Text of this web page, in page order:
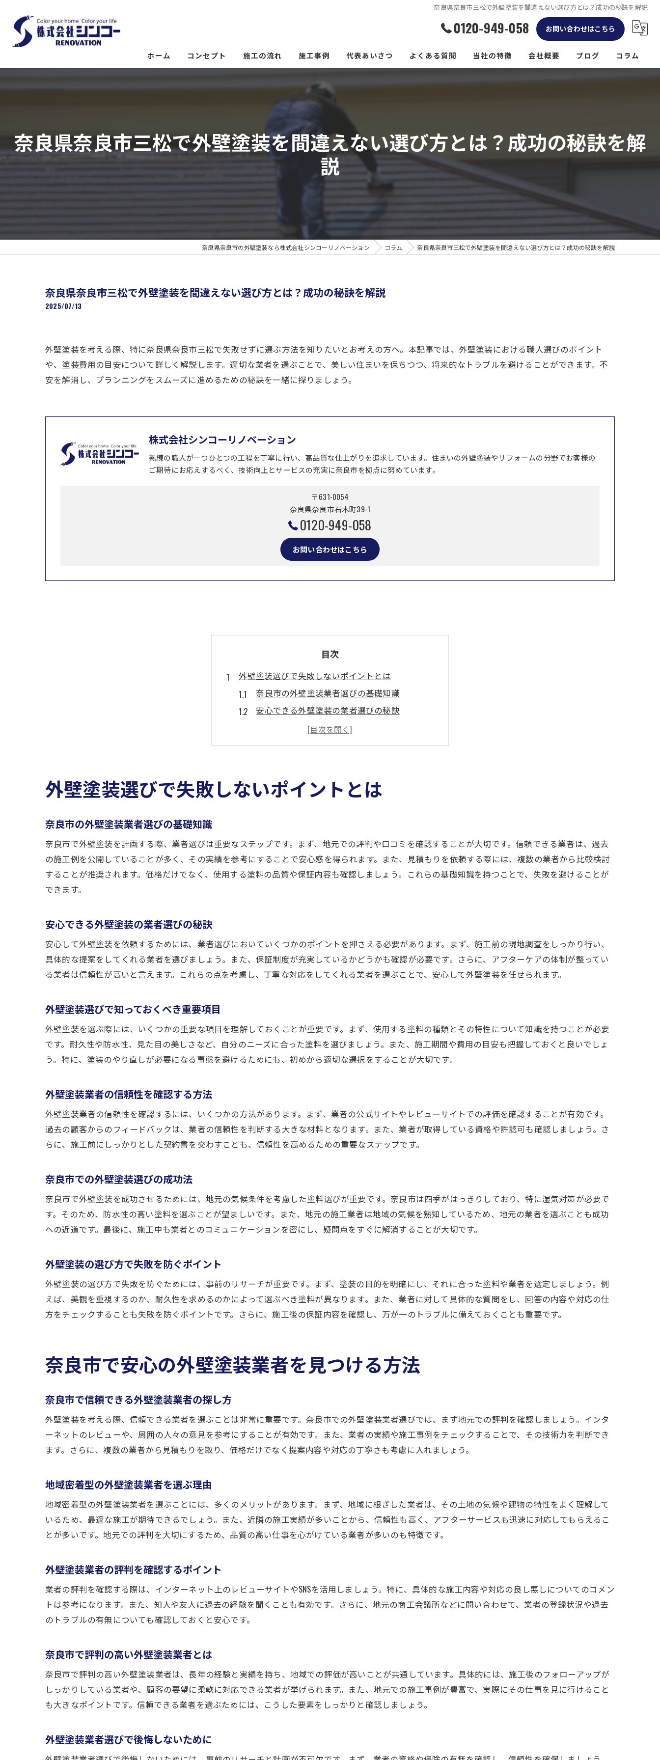
奈良県奈良市三松で外壁塗装を間違えない選び方とは？成功の秘訣を解説
0120-949-058 お問い合わせはこちら
ホーム コンセプト 施工の流れ 施工事例 代表あいさつ よくある質問 当社の特徴
外構工事
雨樋工事
会社概要 ブログ コラム
奈良県奈良市三松で外壁塗装を間違えない選び方とは？成功の秘訣を解
説
奈良県奈良市の外壁塗装なら株式会社シンコーリノベーション コラム 奈良県奈良市三松で外壁塗装を間違えない選び方とは？成功の秘訣を解説
奈良県奈良市三松で外壁塗装を間違えない選び方とは？成功の秘訣を解説
2025/07/13
外壁塗装を考える際、特に奈良県奈良市三松で失敗せずに選ぶ方法を知りたいとお考えの方へ。本記事では、外壁塗装における職人選びのポイント
や、塗装費用の目安について詳しく解説します。適切な業者を選ぶことで、美しい住まいを保ちつつ、将来的なトラブルを避けることができます。不
安を解消し、プランニングをスムーズに進めるための秘訣を一緒に探りましょう。
株式会社シンコーリノベーション
熟練の職人が一つひとつの工程を丁寧に行い、高品質な仕上がりを追求しています。住まいの外壁塗装やリフォームの分野でお客様の
ご期待にお応えするべく、技術向上とサービスの充実に奈良市を拠点に努めています。
〒631-0054
奈良県奈良市石木町39-1
0120-949-058
お問い合わせはこちら
目次
外壁塗装選びで失敗しないポイントとは
奈良市の外壁塗装業者選びの基礎知識
安心できる外壁塗装の業者選びの秘訣
外壁塗装選びで知っておくべき重要項目
外壁塗装業者の信頼性を確認する方法
外壁塗装の選び方で失敗を防ぐポイント
奈良市で安心の外壁塗装業者を見つける方法
外壁塗装業者の評判を確認するポイント
奈良市で評判の高い外壁塗装業者とは
外壁塗装業者選びで後悔しないために
費用対効果の高い外壁塗装の選び方
外壁塗装の見積もりで確認すべき点
奈良市の外壁塗装で注意すべき点
奈良市で外壁塗装を行う際の注意点
奈良市での外壁塗装に必要な準備
外壁塗装の失敗例と学ぶべき教訓
奈良市三松の外壁塗装で重視すべき点
外壁塗装の計画を成功に導くステップ
外壁塗装のやり直しに関する重要事項
外壁塗装のやり直しが必要な場合の対処法
外壁塗装のやり直しを避けるための確認事項
やり直しを防ぐ外壁塗装の選び方
外壁塗装に最適なタイミングを見極める
奈良市で外壁塗装を行う適切な時期
外壁塗装の時期選びで失敗しないために
外壁塗装の時期選びで注意すべきこと
失敗しないための外壁塗装の基礎知識
外壁塗装の基礎知識を学ぶ第一歩
外壁塗装の失敗を回避するための知識
外壁塗装の基礎を理解して選び方を学ぶ
外壁塗装選びで失敗しないポイントとは
奈良市の外壁塗装業者選びの基礎知識
奈良市で外壁塗装を計画する際、業者選びは重要なステップです。まず、地元での評判や口コミを確認することが大切です。信頼できる業者は、過去
の施工例を公開していることが多く、その実績を参考にすることで安心感を得られます。また、見積もりを依頼する際には、複数の業者から比較検討
することが推奨されます。価格だけでなく、使用する塗料の品質や保証内容も確認しましょう。これらの基礎知識を持つことで、失敗を避けることが
できます。
安心できる外壁塗装の業者選びの秘訣
安心して外壁塗装を依頼するためには、業者選びにおいていくつかのポイントを押さえる必要があります。まず、施工前の現地調査をしっかり行い、
具体的な提案をしてくれる業者を選びましょう。また、保証制度が充実しているかどうかも確認が必要です。さらに、アフターケアの体制が整ってい
る業者は信頼性が高いと言えます。これらの点を考慮し、丁寧な対応をしてくれる業者を選ぶことで、安心して外壁塗装を任せられます。
外壁塗装選びで知っておくべき重要項目
外壁塗装を選ぶ際には、いくつかの重要な項目を理解しておくことが重要です。まず、使用する塗料の種類とその特性について知識を持つことが必要
です。耐久性や防水性、見た目の美しさなど、自分のニーズに合った塗料を選びましょう。また、施工期間や費用の目安も把握しておくと良いでしょ
う。特に、塗装のやり直しが必要になる事態を避けるためにも、初めから適切な選択をすることが大切です。
外壁塗装業者の信頼性を確認する方法
外壁塗装業者の信頼性を確認するには、いくつかの方法があります。まず、業者の公式サイトやレビューサイトでの評価を確認することが有効です。
過去の顧客からのフィードバックは、業者の信頼性を判断する大きな材料となります。また、業者が取得している資格や許認可も確認しましょう。さ
らに、施工前にしっかりとした契約書を交わすことも、信頼性を高めるための重要なステップです。
奈良市での外壁塗装選びの成功法
奈良市で外壁塗装を成功させるためには、地元の気候条件を考慮した塗料選びが重要です。奈良市は四季がはっきりしており、特に湿気対策が必要で
す。そのため、防水性の高い塗料を選ぶことが望ましいです。また、地元の施工業者は地域の気候を熟知しているため、地元の業者を選ぶことも成功
への近道です。最後に、施工中も業者とのコミュニケーションを密にし、疑問点をすぐに解消することが大切です。
外壁塗装の選び方で失敗を防ぐポイント
外壁塗装の選び方で失敗を防ぐためには、事前のリサーチが重要です。まず、塗装の目的を明確にし、それに合った塗料や業者を選定しましょう。例
えば、美観を重視するのか、耐久性を求めるのかによって選ぶべき塗料が異なります。また、業者に対して具体的な質問をし、回答の内容や対応の仕
方をチェックすることも失敗を防ぐポイントです。さらに、施工後の保証内容を確認し、万が一のトラブルに備えておくことも重要です。
奈良市で安心の外壁塗装業者を見つける方法
奈良市で信頼できる外壁塗装業者の探し方
外壁塗装を考える際、信頼できる業者を選ぶことは非常に重要です。奈良市での外壁塗装業者選びでは、まず地元での評判を確認しましょう。インタ
ーネットのレビューや、周囲の人々の意見を参考にすることが有効です。また、業者の実績や施工事例をチェックすることで、その技術力を判断でき
ます。さらに、複数の業者から見積もりを取り、価格だけでなく提案内容や対応の丁寧さも考慮に入れましょう。
地域密着型の外壁塗装業者を選ぶ理由
地域密着型の外壁塗装業者を選ぶことには、多くのメリットがあります。まず、地域に根ざした業者は、その土地の気候や建物の特性をよく理解して
いるため、最適な施工が期待できるでしょう。また、近隣の施工実績が多いことから、信頼性も高く、アフターサービスも迅速に対応してもらえるこ
とが多いです。地元での評判を大切にするため、品質の高い仕事を心がけている業者が多いのも特徴です。
外壁塗装業者の評判を確認するポイント
業者の評判を確認する際は、インターネット上のレビューサイトやSNSを活用しましょう。特に、具体的な施工内容や対応の良し悪しについてのコメン
トは参考になります。また、知人や友人に過去の経験を聞くことも有効です。さらに、地元の商工会議所などに問い合わせて、業者の登録状況や過去
のトラブルの有無についても確認しておくと安心です。
奈良市で評判の高い外壁塗装業者とは
奈良市で評判の高い外壁塗装業者は、長年の経験と実績を持ち、地域での評価が高いことが共通しています。具体的には、施工後のフォローアップが
しっかりしている業者や、顧客の要望に柔軟に対応できる業者が挙げられます。また、地元での施工事例が豊富で、実際にその仕事を見に行けること
も大きなポイントです。信頼できる業者を選ぶためには、こうした要素をしっかりと確認しましょう。
外壁塗装業者選びで後悔しないために